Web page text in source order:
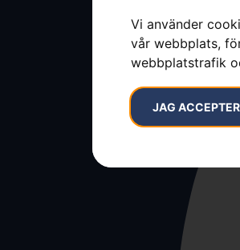
Vi använder
vår webbplats,
webbplatstrafik
JAG